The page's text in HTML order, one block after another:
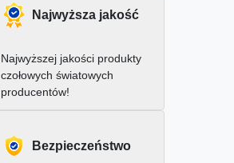
Najwyższa jakość
Najwyższej jakości produkty
czołowych światowych
producentów!
Bezpieczeństwo